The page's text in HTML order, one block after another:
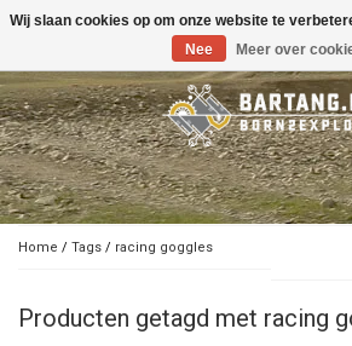
Toggle
Home / Tags / racing goggles
Producten getagd met racing
Wij slaan cookies op om onze website te
Nee
Meer over